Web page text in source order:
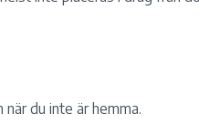
du inte är hemma.